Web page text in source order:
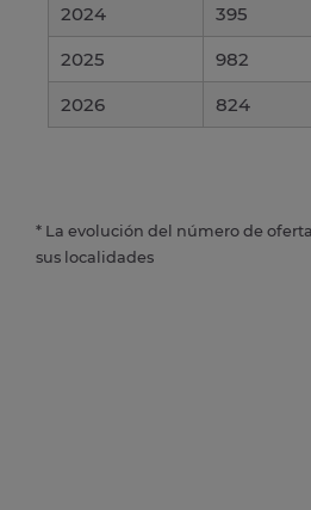
2024
395
2025
982
2026
824
* La evolución del número de
sus localidades